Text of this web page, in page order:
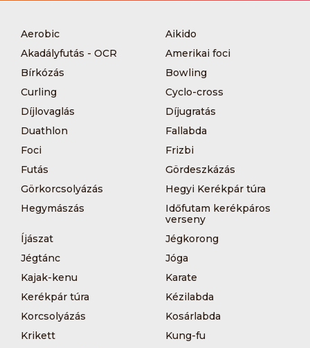
Aerobic
Aikido
Akadályfutás - OCR
Amerikai foci
Bírkózás
Bowling
Curling
Cyclo-cross
Díjlovaglás
Díjugratás
Duathlon
Fallabda
Foci
Frizbi
Futás
Gördeszkázás
Görkorcsolyázás
Hegyi Kerékpár túra
Hegymászás
Időfutam kerékpáros
verseny
Íjászat
Jégkorong
Jégtánc
Jóga
Kajak-kenu
Karate
Kerékpár túra
Kézilabda
Korcsolyázás
Kosárlabda
Krikett
Kung-fu